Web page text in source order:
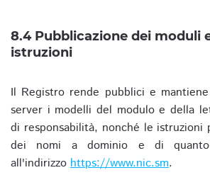
8.4 Pubblicazione dei moduli
istruzioni
Il Registro rende pubblici e
server i modelli del modulo e della
di responsabilità, nonché le istruzioni
dei nomi a dominio e di quanto
all'indirizzo https://www.nic.sm.